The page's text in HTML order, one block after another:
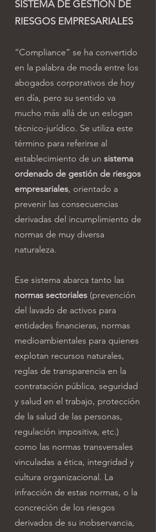
SISTEMA DE GESTIÓN DE
RIESGOS EMPRESARIALES
“Compliance” se ha convertido
en la palabra de moda entre los
abogados corporativos de hoy
en día, pero su sentido va
mucho más allá de un eslogan
técnico-jurídico. Se utiliza este
término para referirse al
establecimiento de un sistema
ordenado de gestión de riesgos
empresariales, orientado a
prevenir las consecuencias
derivadas del incumplimiento de
normas de muy diversa
naturaleza.
Ese sistema abarca tanto las
normas sectoriales (prevención
del lavado de activos para
entidades financieras, normas
medioambientales para quienes
explotan recursos naturales,
reglas de transparencia en la
contratación pública, seguridad
y salud en el trabajo, protección
de la salud de las personas,
regulación impositiva, etc.)
como las normas transversales
vinculadas a ética, integridad y
cultura organizacional. La
infracción de estas normas, o la
concreción de los riesgos
derivados de su inobservancia,